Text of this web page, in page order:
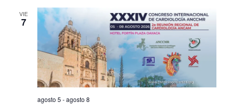
de
vistas
de
de
VIE
7
agosto 5 -agosto 8